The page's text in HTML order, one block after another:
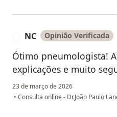
NC Opinião Verificada
Ótimo pneumologista!
explicações e muito
23 de março de 2026
• Consulta online - Dr.João Paulo